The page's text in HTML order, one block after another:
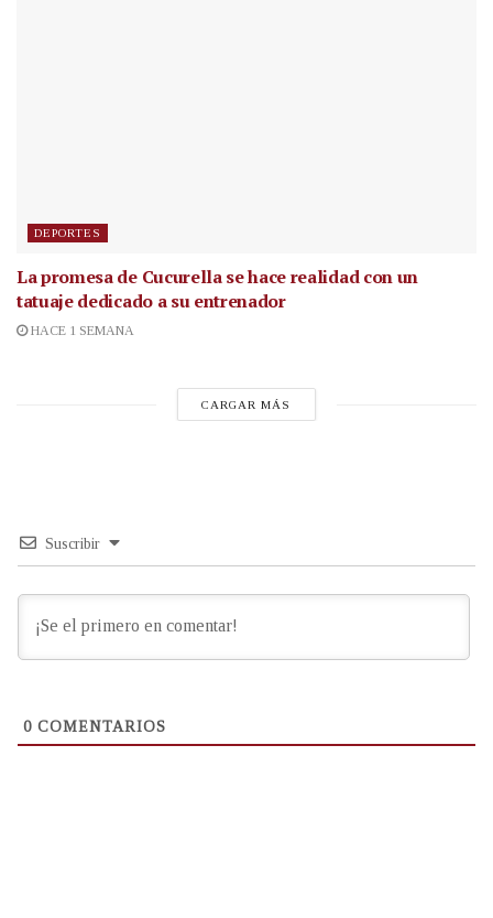
DEPORTES
La promesa de Cucurella se hace realidad con un
tatuaje dedicado a su entrenador
HACE 1 SEMANA
CARGAR MÁS
Suscribir
0 COMENTARIOS